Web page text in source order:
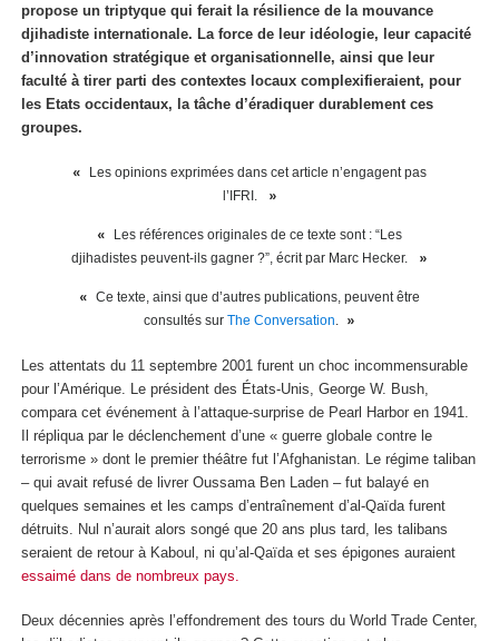
propose un triptyque qui ferait la résilience de la mouvance
djihadiste internationale. La force de leur idéologie, leur capacité
d’innovation stratégique et organisationnelle, ainsi que leur
faculté à tirer parti des contextes locaux complexifieraient, pour
les Etats occidentaux, la tâche d’éradiquer durablement ces
groupes.
Les opinions exprimées dans cet article n’engagent pas
l’IFRI.
Les références originales de ce texte sont : “Les
djihadistes peuvent-ils gagner ?”, écrit par Marc Hecker.
Ce texte, ainsi que d’autres publications, peuvent être
consultés sur The Conversation.
Les attentats du 11 septembre 2001 furent un choc incommensurable
pour l’Amérique. Le président des États-Unis, George W. Bush,
compara cet événement à l’attaque-surprise de Pearl Harbor en 1941.
Il répliqua par le déclenchement d’une « guerre globale contre le
terrorisme » dont le premier théâtre fut l’Afghanistan. Le régime taliban
– qui avait refusé de livrer Oussama Ben Laden – fut balayé en
quelques semaines et les camps d’entraînement d’al-Qaïda furent
détruits. Nul n’aurait alors songé que 20 ans plus tard, les talibans
seraient de retour à Kaboul, ni qu’al-Qaïda et ses épigones auraient
essaimé dans de nombreux pays.
Deux décennies après l’effondrement des tours du World Trade Center,